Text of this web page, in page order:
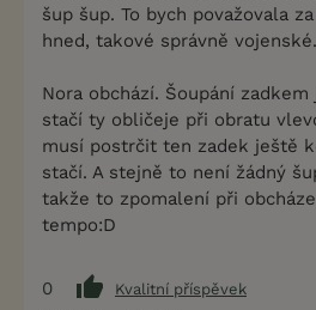
šup šup. To bych považovala
hned, takové správně vojenské.
Nora obchází. Šoupání
stačí ty obličeje při obratu
musí postrčit ten zadek ještě
stačí. A stejně to není žádný
takže to zpomalení při
tempo:D
0
Kvalitní příspěvek